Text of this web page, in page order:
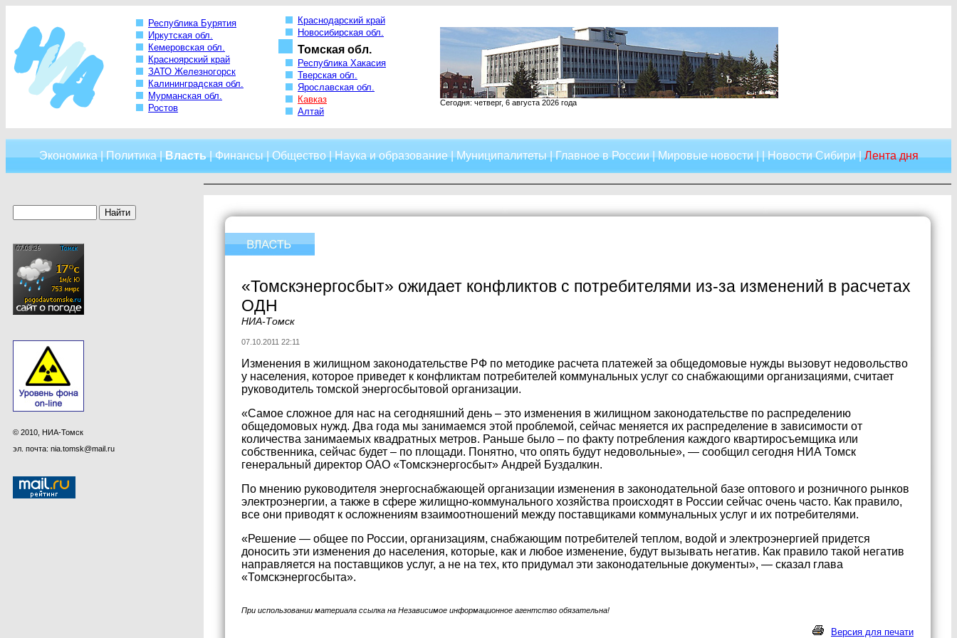
Республика Бурятия
Иркутская обл.
Кемеровская обл.
Красноярский край
ЗАТО Железногорск
Калининградская обл.
Мурманская обл.
Ростов
Краснодарский край
Новосибирская обл.
Томская обл.
Республика Хакасия
Тверская обл.
Ярославская обл.
Кавказ
Алтай
Сегодня: четверг, 6 августа 2026 года
Экономика|Политика|Власть|Финансы|Общество|Наука и образование|Муниципалитеты|Главное в России|Мировые новости| |Новости Сибири|Лента дня
© 2010, НИА-Томск
эл. почта: nia.tomsk@mail.ru
«Томскэнергосбыт» ожидает конфликтов с потребителями из-за изменений в расчетах
ОДН
НИА-Томск
07.10.2011 22:11
Изменения в жилищном законодательстве РФ по методике расчета платежей за общедомовые нужды вызовут недовольство
у населения, которое приведет к конфликтам потребителей коммунальных услуг со снабжающими организациями, считает
руководитель томской энергосбытовой организации.
«Самое сложное для нас на сегодняшний день – это изменения в жилищном законодательстве по распределению
общедомовых нужд. Два года мы занимаемся этой проблемой, сейчас меняется их распределение в зависимости от
количества занимаемых квадратных метров. Раньше было – по факту потребления каждого квартиросъемщика или
собственника, сейчас будет – по площади. Понятно, что опять будут недовольные», — сообщил сегодня НИА Томск
генеральный директор ОАО «Томскэнергосбыт» Андрей Буздалкин.
По мнению руководителя энергоснабжающей организации изменения в законодательной базе оптового и розничного рынков
электроэнергии, а также в сфере жилищно-коммунального хозяйства происходят в России сейчас очень часто. Как правило,
все они приводят к осложнениям взаимоотношений между поставщиками коммунальных услуг и их потребителями.
«Решение — общее по России, организациям, снабжающим потребителей теплом, водой и электроэнергией придется
доносить эти изменения до населения, которые, как и любое изменение, будут вызывать негатив. Как правило такой негатив
направляется на поставщиков услуг, а не на тех, кто придумал эти законодательные документы», — сказал глава
«Томскэнергосбыта».
При использовании материала ссылка на Независимое информационное агентство обязательна!
Версия для печати